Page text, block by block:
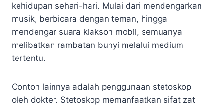
kehidupan sehari-hari. Mulai dari mendengarkan
musik, berbicara dengan teman, hingga
mendengar suara klakson mobil, semuanya
melibatkan rambatan bunyi melalui medium
tertentu.
Contoh lainnya adalah penggunaan stetoskop
oleh dokter. Stetoskop memanfaatkan sifat zat